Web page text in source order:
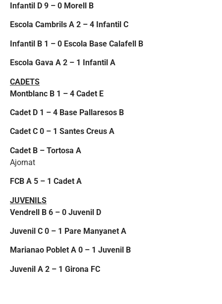
Infantil D 9 – 0 Morell B
Escola Cambrils A 2 – 4 Infantil C
Infantil B 1 – 0 Escola Base Calafell B
Escola Gava A 2 – 1 Infantil A
CADETS
Montblanc B 1 – 4 Cadet E
Cadet D 1 – 4 Base Pallaresos B
Cadet C 0 – 1 Santes Creus A
Cadet B – Tortosa A
Ajornat
FCB A 5 – 1 Cadet A
JUVENILS
Vendrell B 6 – 0 Juvenil D
Juvenil C 0 – 1 Pare Manyanet A
Marianao Poblet A 0 – 1 Juvenil B
Juvenil A 2 – 1 Girona FC